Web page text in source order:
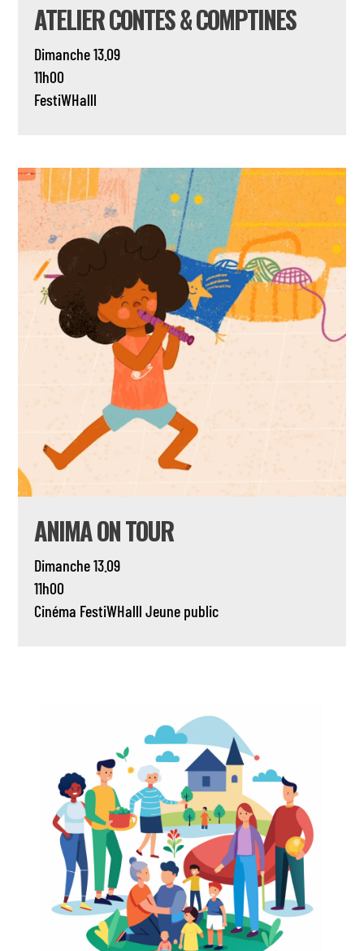
ATELIER CONTES & COMPTINES
Dimanche 13.09
11h00
FestiWHalll
ANIMA ON TOUR
Dimanche 13.09
11h00
Cinéma FestiWHalll Jeune public